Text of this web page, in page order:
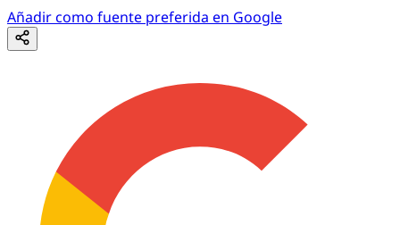
Añadir como fuente preferida en Google